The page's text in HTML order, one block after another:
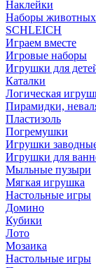
Наклейки
Наборы животных
SCHLEICH
Играем вместе
Игровые наборы
Игрушки для
Каталки
Логическая
Пирамидки,
Пластизоль
Погремушки
Игрушки
Игрушки для
Мыльные пузыри
Мягкая игрушка
Настольные игры
Домино
Кубики
Лото
Мозаика
Настольные игры